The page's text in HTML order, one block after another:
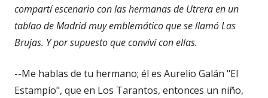
compartí escenario con las hermanas de Utrera en un
tablao de Madrid muy emblemático que se llamó Las
Brujas. Y por supuesto que conviví con ellas.
--Me hablas de tu hermano; él es Aurelio Galán "El
Estampío", que en Los Tarantos, entonces un niño,